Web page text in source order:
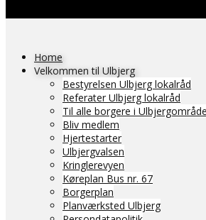
Home
Velkommen til Ulbjerg
Bestyrelsen Ulbjerg lokalråd
Referater Ulbjerg lokalråd
Til alle borgere i
Bliv medlem
Hjertestarter
Ulbjergvalsen
Kringlerevyen
Køreplan Bus nr. 67
Borgerplan
Planværksted Ulbjerg